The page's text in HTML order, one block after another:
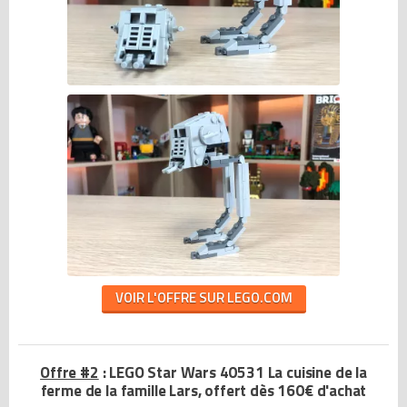
VOIR L'OFFRE SUR LEGO.COM
Offre #2 : LEGO Star Wars 40531 La cuisine de la
ferme de la famille Lars, offert dès 160€ d'achat